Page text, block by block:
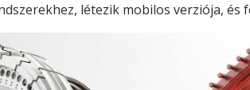
létezik mobilos verziója, és